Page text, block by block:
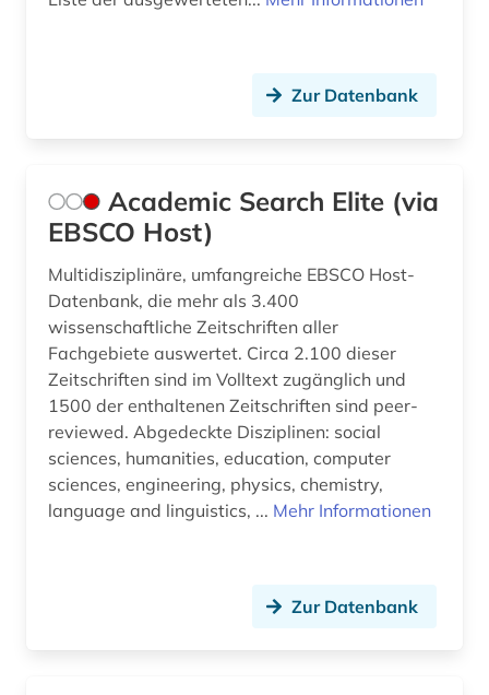
bau (1)
baum (4)
baumkrankheiten (1)
baumschäden (1)
baumschädlinge (1)
bayern (4)
bedarfsgegenstand (1)
bedecksamer (2)
Zur Datenbank
Academic Search Elite (via
EBSCO Host)
Multidisziplinäre, umfangreiche EBSCO Host-
Datenbank, die mehr als 3.400
wissenschaftliche Zeitschriften aller
Fachgebiete auswertet. Circa 2.100 dieser
Zeitschriften sind im Volltext zugänglich und
1500 der enthaltenen Zeitschriften sind peer-
reviewed. Abgedeckte Disziplinen: social
sciences, humanities, education, computer
sciences, engineering, physics, chemistry,
language and linguistics, ... Mehr Informationen
Zur Datenbank